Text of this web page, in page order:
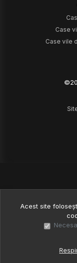
Sună acum
Case
Case vile
©
Acest site